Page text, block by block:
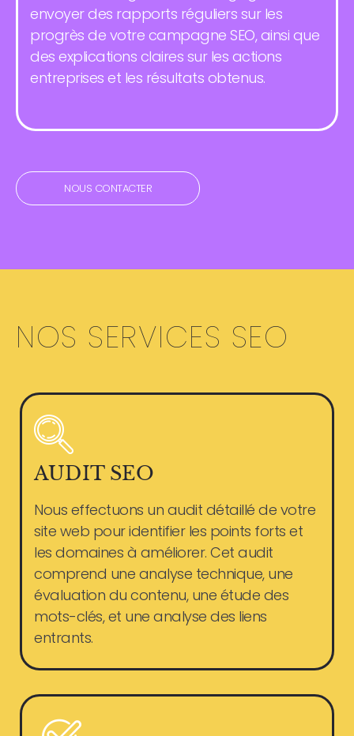
envoyer des rapports réguliers sur les
progrès de votre campagne SEO, ainsi que
des explications claires sur les actions
entreprises et les résultats obtenus.
NOUS CONTACTER
NOS SERVICES SEO
AUDIT SEO
Nous effectuons un audit détaillé de votre
site web pour identifier les points forts et
les domaines à améliorer. Cet audit
comprend une analyse technique, une
évaluation du contenu, une étude des
mots-clés, et une analyse des liens
entrants.